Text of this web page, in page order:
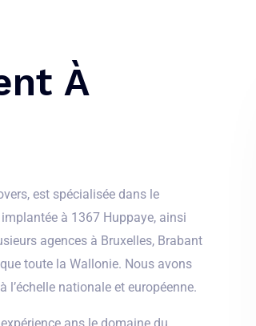
À
est spécialisée dans le
à 1367 Huppaye, ainsi
agences à Bruxelles, Brabant
toute la Wallonie. Nous avons
l’échelle nationale et européenne.